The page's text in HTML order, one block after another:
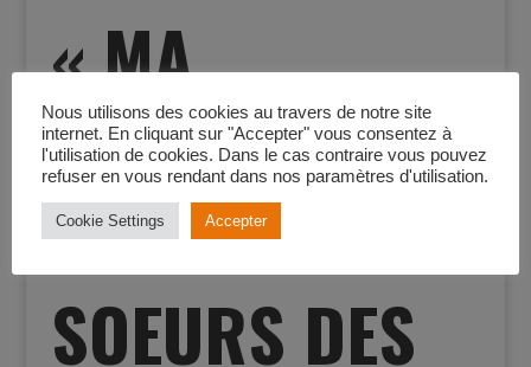
« MA
MAISON »
PETITES
SOEURS DES
Nous utilisons des cookies au travers de notre site
internet. En cliquant sur "Accepter" vous consentez à
l'utilisation de cookies. Dans le cas contraire vous pouvez
refuser en vous rendant dans nos paramètres d'utilisation.
Cookie Settings Accepter